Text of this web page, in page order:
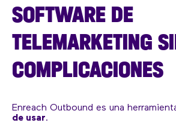
SOFTWARE DE
TELEMARKETING
COMPLICACIONES
Enreach Outbound es una
de usar.